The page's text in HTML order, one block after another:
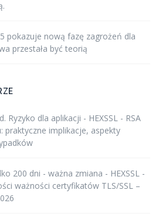
pokazuje nową fazę zagrożeń dla
przestała być teorią
Ryzyko dla aplikacji - HEXSSL - RSA
praktyczne implikacje, aspekty
200 dni - ważna zmiana - HEXSSL -
ważności certyfikatów TLS/SSL –